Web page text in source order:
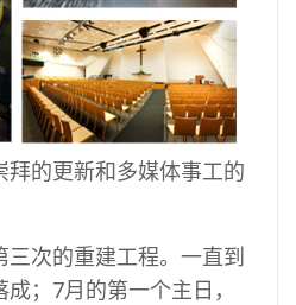
拜的更新和多媒体事工的
三次的重建工程。一直到
；7月的第一个主日，